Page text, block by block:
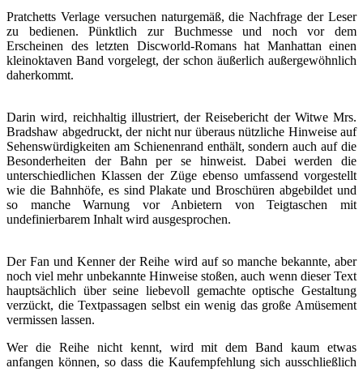
Pratchetts Verlage versuchen naturgemäß, die Nachfrage der Leser
zu bedienen. Pünktlich zur Buchmesse und noch vor dem
Erscheinen des letzten Discworld-Romans hat Manhattan einen
kleinoktaven Band vorgelegt, der schon äußerlich außergewöhnlich
daherkommt.
Darin wird, reichhaltig illustriert, der Reisebericht der Witwe Mrs.
Bradshaw abgedruckt, der nicht nur überaus nützliche Hinweise auf
Sehenswürdigkeiten am Schienenrand enthält, sondern auch auf die
Besonderheiten der Bahn per se hinweist. Dabei werden die
unterschiedlichen Klassen der Züge ebenso umfassend vorgestellt
wie die Bahnhöfe, es sind Plakate und Broschüren abgebildet und
so manche Warnung vor Anbietern von Teigtaschen mit
undefinierbarem Inhalt wird ausgesprochen.
Der Fan und Kenner der Reihe wird auf so manche bekannte, aber
noch viel mehr unbekannte Hinweise stoßen, auch wenn dieser Text
hauptsächlich über seine liebevoll gemachte optische Gestaltung
verzückt, die Textpassagen selbst ein wenig das große Amüsement
vermissen lassen.
Wer die Reihe nicht kennt, wird mit dem Band kaum etwas
anfangen können, so dass die Kaufempfehlung sich ausschließlich